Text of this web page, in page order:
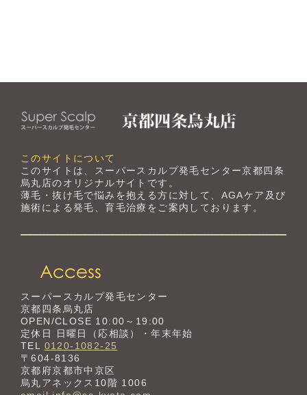
このサイトについて
このサイトは、スーパースカルプ発毛センター京都四条
烏丸店のオリジナルサイトです。
薄毛・抜け毛で悩みを抱える方に対して、AGAケア及び
施術による発毛、育毛治療をご案内しております。
スーパースカルプ発毛センター
京都四条烏丸店
OPEN/CLOSE 10:00～19:00
定休日 日曜日（応相談）・年末年始
TEL 0120-1082-25
〒604-8136
京都府京都市中京区
烏丸アネックス10階 1006